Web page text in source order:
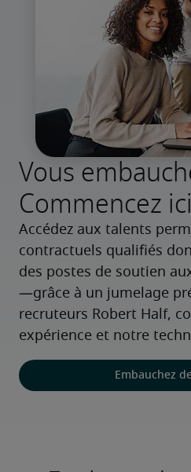
Vous
Commencez
Accédez aux talents
contractuels qualifiés
des postes de soutien
—grâce à un jumelage
recruteurs Robert Half,
expérience et notre
Embauchez